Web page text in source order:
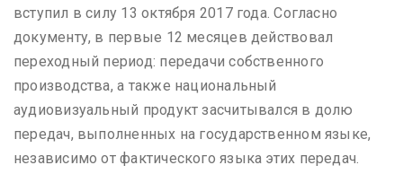
вступил в силу 13 октября 2017 года. Согласно
документу, в первые 12 месяцев действовал
переходный период: передачи собственного
производства, а также национальный
аудиовизуальный продукт засчитывался в долю
передач, выполненных на государственном языке,
независимо от фактического языка этих передач.